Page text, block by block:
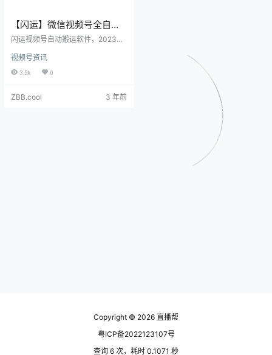
【闪运】微信视频号全自动
搬运软件,一键上传，2023最
闪运视频号自动搬运软件，2023最
号营销必备软件。 【闪运】微信视
频号自动搬运软件 视频号运营必备
✔自动判断是否为新作品 ✔自动判断
视频号资讯
3.5k 0
ZBB.cool 3 年前
Copyright © 2026 直播帮
粤ICP备2022123107号
查询 6 次，耗时 0.1071 秒